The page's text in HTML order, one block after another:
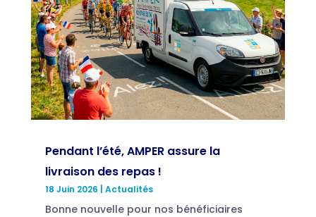
Pendant l’été, AMPER assure la
livraison des repas !
18 Juin 2026 Actualités
Bonne nouvelle pour nos bénéficiaires